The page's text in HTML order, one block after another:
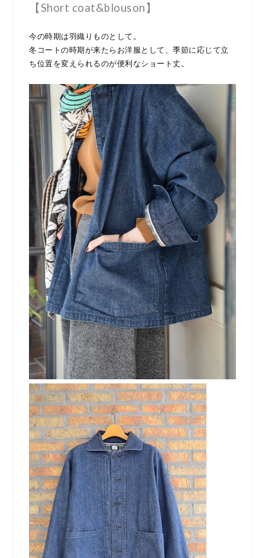
【Short coat&blouson】
今の時期は羽織りものとして。
冬コートの時期が来たらお洋服として、季節に応じて立
ち位置を変えられるのが便利なショート丈。